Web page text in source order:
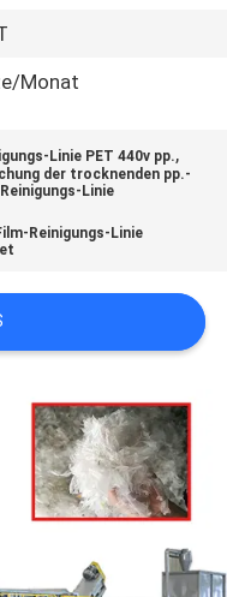
Monat
Linie PET 440v pp.,
der trocknenden pp.-
Linie
Reinigungs-Linie